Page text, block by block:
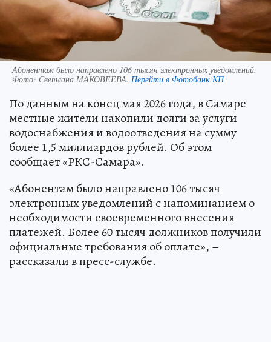
Абонентам было направлено 106 тысяч электронных уведомлений.
Фото: Светлана МАКОВЕЕВА. Перейти в Фотобанк КП
По данным на конец мая 2026 года, в Самаре
местные жители накопили долги за услуги
водоснабжения и водоотведения на сумму
более 1,5 миллиардов рублей. Об этом
сообщает «РКС-Самара».
«Абонентам было направлено 106 тысяч
электронных уведомлений с напоминанием о
необходимости своевременного внесения
платежей. Более 60 тысяч должников получили
официальные требования об оплате», –
рассказали в пресс-службе.